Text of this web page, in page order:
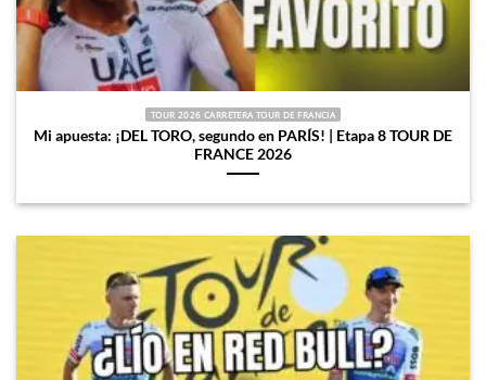
TOUR 2026 CARRETERA TOUR DE FRANCIA
Mi apuesta: ¡DEL TORO, segundo en PARÍS! | Etapa 8 TOUR DE
FRANCE 2026